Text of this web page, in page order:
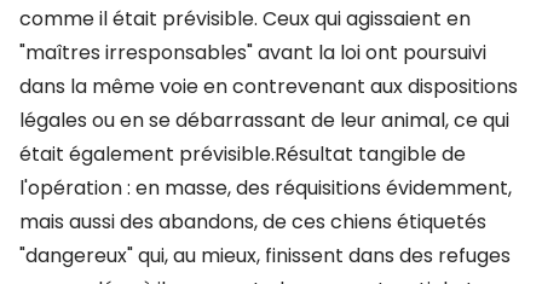
comme il était prévisible. Ceux qui agissaient en
"maîtres irresponsables" avant la loi ont poursuivi
dans la même voie en contrevenant aux dispositions
légales ou en se débarrassant de leur animal, ce qui
était également prévisible.Résultat tangible de
l'opération : en masse, des réquisitions évidemment,
mais aussi des abandons, de ces chiens étiquetés
"dangereux" qui, au mieux, finissent dans des refuges